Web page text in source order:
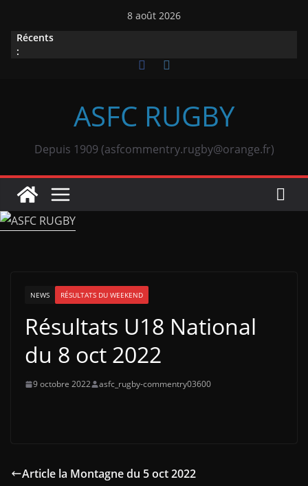
contenu
8 août 2026
Récents
:
ASFC RUGBY
Depuis 1909 (asfcommentry.rugby@orange.fr)
NEWS RÉSULTATS DU WEEKEND
Résultats U18 National
du 8 oct 2022
9 octobre 2022 asfc_rugby-commentry03600
Article la Montagne du 5 oct 2022